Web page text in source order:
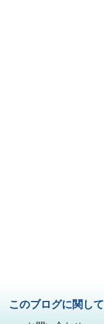
このブログに関して